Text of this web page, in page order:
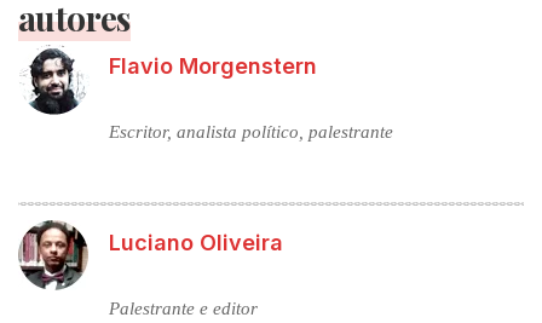
autores
Flavio Morgenstern
Escritor, analista político, palestrante
Luciano Oliveira
Palestrante e editor